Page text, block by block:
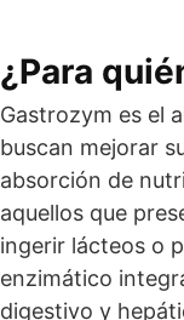
¿Para
Gastrozym es el
buscan mejorar
absorción de
aquellos que
ingerir lácteos o
enzimático
digestivo y